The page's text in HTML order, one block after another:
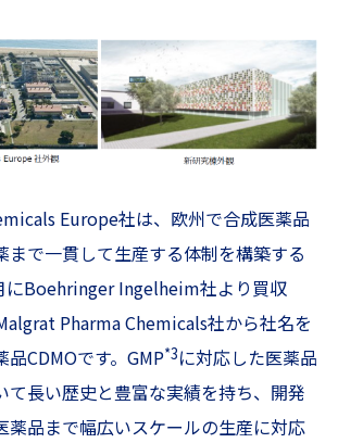
Europe社は、欧州で合成医薬品
まで一貫して生産する体制を構築する
にBoehringer Ingelheim社より買収
Pharma Chemicals社から社名を
CDMOです。GMP*3に対応した医薬品
て長い歴史と豊富な実績を持ち、開発
薬品まで幅広いスケールの生産に対応